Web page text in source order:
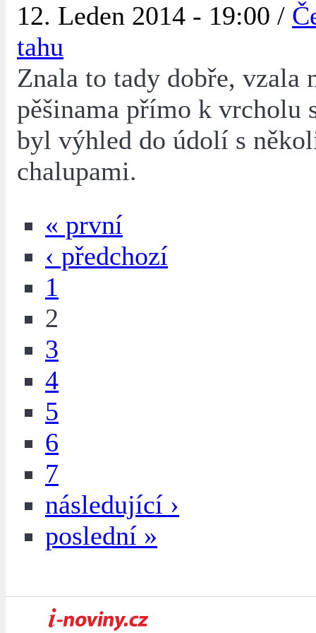
12. Leden 2014 - 19:00 /
tahu
Znala to tady dobře, vzala
pěšinama přímo k vrcholu
byl výhled do údolí s
chalupami.
« první
‹ předchozí
1
2
3
4
5
6
7
následující ›
poslední »